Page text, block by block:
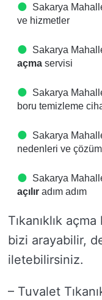
Sakarya
ve hizmetler
Sakarya
açma servisi
Sakarya
boru temizleme
Sakarya
nedenleri ve
Sakarya
açılır adım adım
Tıkanıklık
bizi arayabilir,
iletebilirsiniz.
– Tuvalet